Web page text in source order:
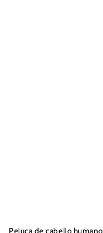
Peluca de cabello humano